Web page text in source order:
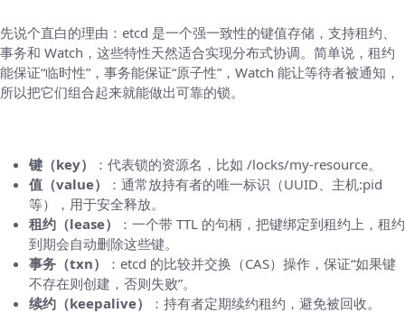
先说个直白的理由：etcd 是一个强一致性的键值存储，支持租约、
事务和 Watch，这些特性天然适合实现分布式协调。简单说，租约
能保证“临时性”，事务能保证“原子性”，Watch 能让等待者被通知，
所以把它们组合起来就能做出可靠的锁。
键（key）
：代表锁的资源名，比如 /locks/my-resource。
值（value）
：通常放持有者的唯一标识（UUID、主机:pid
等），用于安全释放。
租约（lease）
：一个带 TTL 的句柄，把键绑定到租约上，租约
到期会自动删除这些键。
事务（txn）
：etcd 的比较并交换（CAS）操作，保证“如果键
不存在则创建，否则失败”。
续约（keepalive）
：持有者定期续约租约，避免被回收。